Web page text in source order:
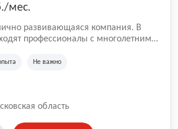
мес.
развивающаяся компания. В
профессионалы с многолетним
а накопленный опыт позволяют
Не важно
область